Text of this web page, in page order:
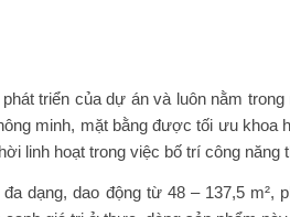
triển của dự án và luôn nằm
minh, mặt bằng được tối ưu
linh hoạt trong việc bố trí công
dạng, dao động từ 48 – 137,5